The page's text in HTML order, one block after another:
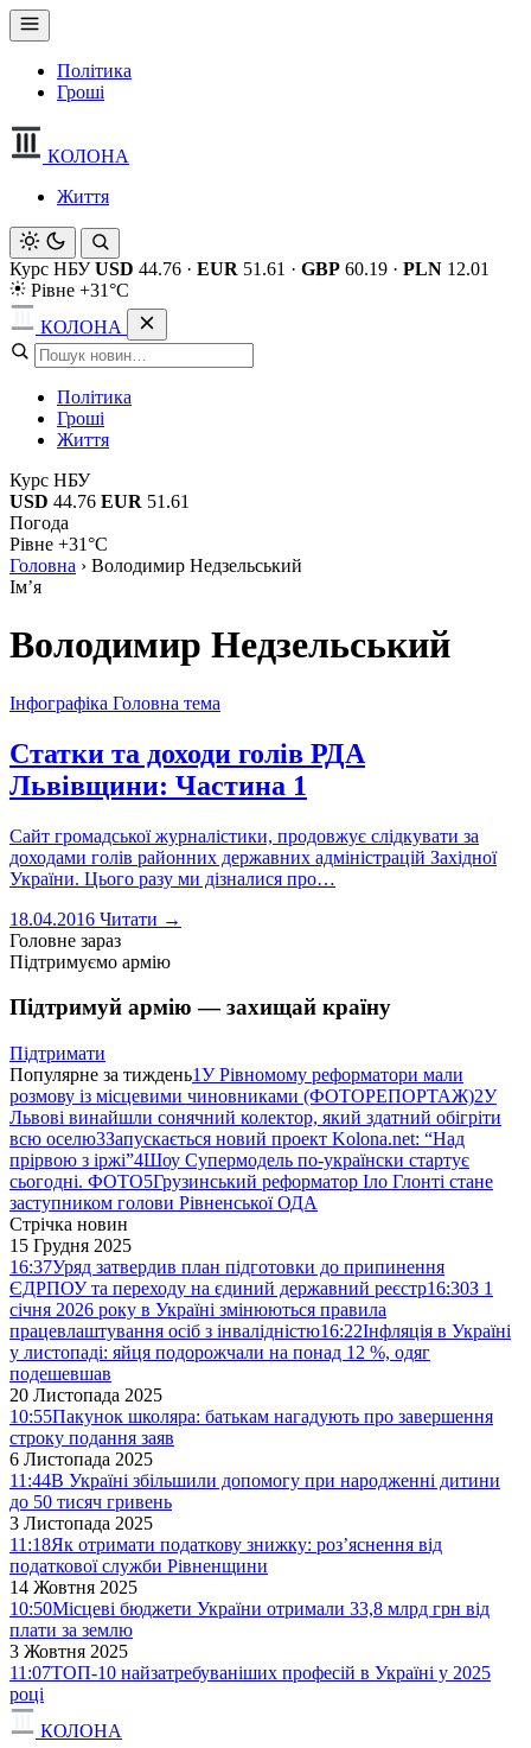
Політика
Гроші
КОЛОНА
Життя
Курс НБУ USD 44.76 · EUR 51.61 · GBP 60.19 · PLN 12.01
Рівне +31°C
КОЛОНА
Політика
Гроші
Життя
Курс НБУ
USD 44.76 EUR 51.61
Погода
Рівне +31°C
Головна › Володимир Недзельський
Імʼя
Володимир Недзельський
Інфографіка Головна тема
Статки та доходи голів РДА
Львівщини: Частина 1
Сайт громадської журналістики, продовжує слідкувати за
доходами голів районних державних адміністрацій Західної
України. Цього разу ми дізналися про…
18.04.2016 Читати →
Головне зараз
Підтримуємо армію
Підтримуй армію — захищай країну
Підтримати
Популярне за тиждень1У Рівномому реформатори мали
розмову із місцевими чиновниками (ФОТОРЕПОРТАЖ)2У
Львові винайшли сонячний колектор, який здатний обігріти
всю оселю3Запускається новий проект Kolona.net: “Над
прірвою з іржі”4Шоу Супермодель по-українски стартує
сьогодні. ФОТО5Грузинський реформатор Іло Глонті стане
заступником голови Рівненської ОДА
Стрічка новин
15 Грудня 2025
16:37Уряд затвердив план підготовки до припинення
ЄДРПОУ та переходу на єдиний державний реєстр16:30З 1
січня 2026 року в Україні змінюються правила
працевлаштування осіб з інвалідністю16:22Інфляція в Україні
у листопаді: яйця подорожчали на понад 12 %, одяг
подешевшав
20 Листопада 2025
10:55Пакунок школяра: батькам нагадують про завершення
строку подання заяв
6 Листопада 2025
11:44В Україні збільшили допомогу при народженні дитини
до 50 тисяч гривень
3 Листопада 2025
11:18Як отримати податкову знижку: роз’яснення від
податкової служби Рівненщини
14 Жовтня 2025
10:50Місцеві бюджети України отримали 33,8 млрд грн від
плати за землю
3 Жовтня 2025
11:07ТОП-10 найзатребуваніших професій в Україні у 2025
році
КОЛОНА